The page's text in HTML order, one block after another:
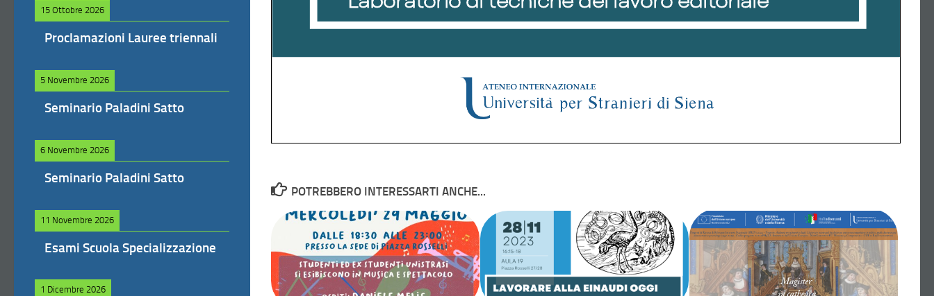
POTREBBERO INTERESSARTI ANCHE...
15 Ottobre 2026
Proclamazioni Lauree triennali
5 Novembre 2026
Seminario Paladini Satto
6 Novembre 2026
Seminario Paladini Satto
11 Novembre 2026
Esami Scuola Specializzazione
1 Dicembre 2026